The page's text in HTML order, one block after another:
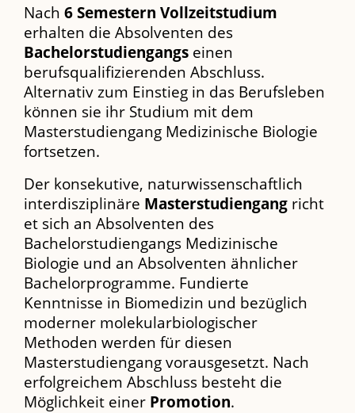
Nach 6 Semestern Vollzeitstudium
erhalten die Absolventen des
Bachelorstudiengangs einen
berufsqualifizierenden Abschluss.
Alternativ zum Einstieg in das Berufsleben
können sie ihr Studium mit dem
Masterstudiengang Medizinische Biologie
fortsetzen.
Der konsekutive, naturwissenschaftlich
interdisziplinäre Masterstudiengang richt
et sich an Absolventen des
Bachelorstudiengangs Medizinische
Biologie und an Absolventen ähnlicher
Bachelorprogramme. Fundierte
Kenntnisse in Biomedizin und bezüglich
moderner molekularbiologischer
Methoden werden für diesen
Masterstudiengang vorausgesetzt. Nach
erfolgreichem Abschluss besteht die
Möglichkeit einer Promotion.